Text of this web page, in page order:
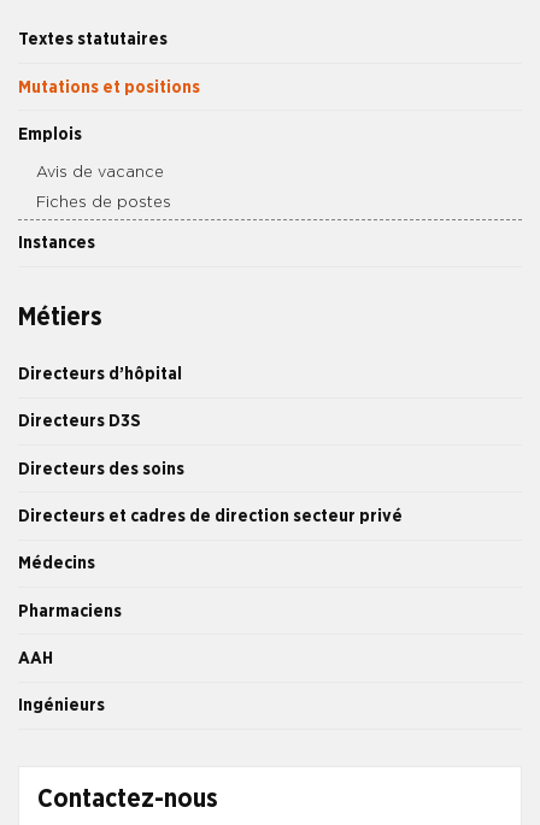
Textes statutaires
Mutations et positions
Emplois
Avis de vacance
Fiches de postes
Instances
Métiers
Directeurs d’hôpital
Directeurs D3S
Directeurs des soins
Directeurs et cadres de direction secteur privé
Médecins
Pharmaciens
AAH
Ingénieurs
Contactez-nous